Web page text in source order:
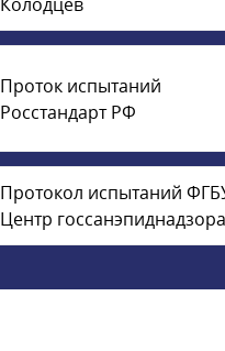
Проток испытаний
Росстандарт РФ
Протокол испытаний
Центр госсанэпиднадзора